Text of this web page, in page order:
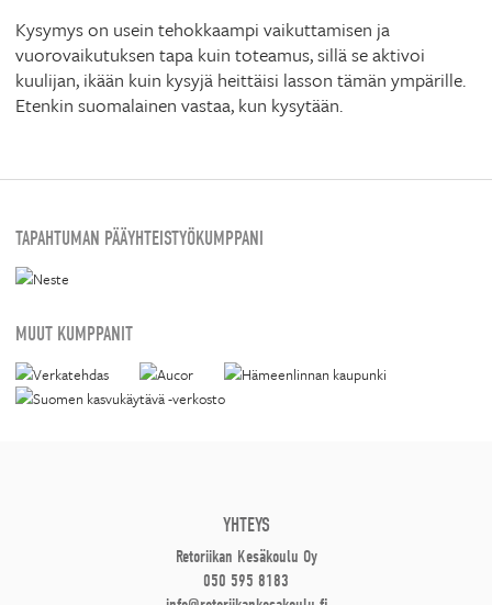
Kysymys on usein tehokkaampi vaikuttamisen ja
vuorovaikutuksen tapa kuin toteamus, sillä se aktivoi
kuulijan, ikään kuin kysyjä heittäisi lasson tämän ympärille.
Etenkin suomalainen vastaa, kun kysytään.
TAPAHTUMAN PÄÄYHTEISTYÖKUMPPANI
MUUT KUMPPANIT
YHTEYS
Retoriikan Kesäkoulu Oy
050 595 8183